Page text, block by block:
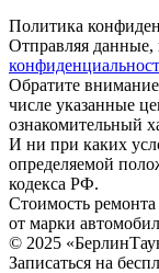
Политика
Отправляя данные,
Обратите
числе указанные
ознакомительный
И ни при каких
определяемой
кодекса РФ.
Стоимость
от марки
© 2025
Записаться на